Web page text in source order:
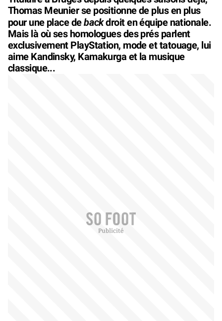
Thomas Meunier se positionne de plus en plus
pour une place debackdroit en équipe nationale.
Mais là où ses homologues des prés parlent
exclusivement PlayStation, mode et tatouage, lui
aime Kandinsky, Kamakurga et la musique
classique...